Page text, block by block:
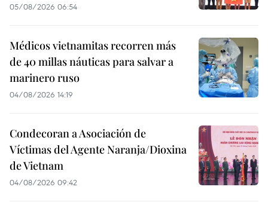
05/08/2026 06:54
Médicos vietnamitas recorren más
de 40 millas náuticas para salvar a
marinero ruso
04/08/2026 14:19
Condecoran a Asociación de
Víctimas del Agente Naranja/Dioxina
de Vietnam
04/08/2026 09:42